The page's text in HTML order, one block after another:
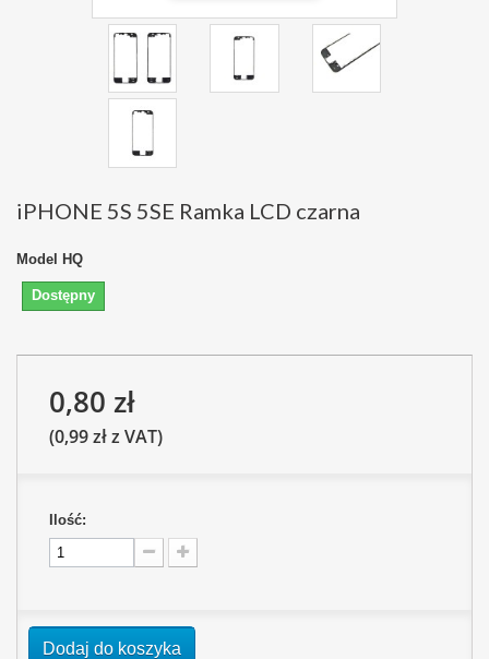
iPHONE 5S 5SE Ramka LCD czarna
Model HQ
Dostępny
0,80 zł
(0,99 zł z VAT)
Ilość:
Dodaj do koszyka